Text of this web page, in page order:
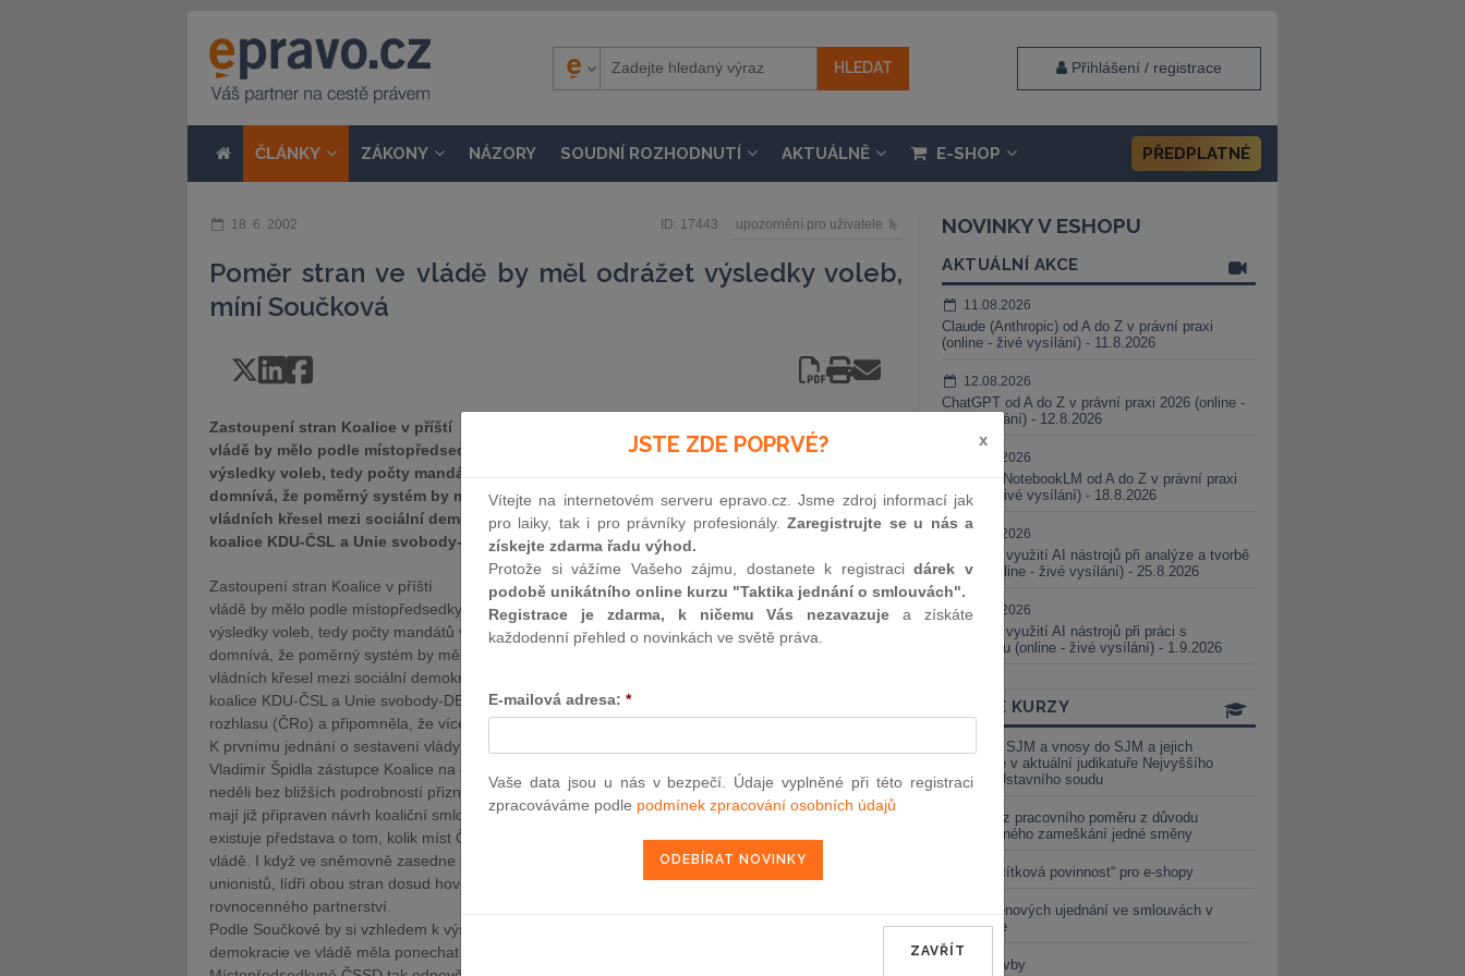
Přihlášení / registrace
ČLÁNKY ZÁKONY NÁZORY SOUDNÍ ROZHODNUTÍ AKTUÁLNĚ E-SHOP PŘEDPLATNÉ
18. 6. 2002 ID: 17443 upozornění pro uživatele
Poměr stran ve vládě by měl odrážet výsledky voleb,
míní Součková
Zastoupení stran Koalice v příští
vládě by mělo podle místopředsedkyně ČSSD Marie Součkové odrážet
výsledky voleb, tedy počty mandátů ve sněmovně. Součková se
domnívá, že poměrný systém by měl být zachován v rozdělení
vládních křesel mezi sociální demokracii a Koalici, ale i uvnitř
koalice KDU-ČSL a Unie svobody-DEU.
Zastoupení stran Koalice v příští
vládě by mělo podle místopředsedkyně ČSSD Marie Součkové odrážet
výsledky voleb, tedy počty mandátů ve sněmovně. Součková se
domnívá, že poměrný systém by měl být zachován v rozdělení
vládních křesel mezi sociální demokracii a Koalici, ale i uvnitř
koalice KDU-ČSL a Unie svobody-DEU. Řekla to dnes Českému
rozhlasu (ČRo) a připomněla, že více mandátů obdrželi lidovci.
K prvnímu jednání o sestavení vlády pozval předseda ČSSD
Vladimír Špidla zástupce Koalice na dnešní podvečer. Špidla v
neděli bez bližších podrobností přiznal, že sociální demokraté
mají již připraven návrh koaliční smlouvy. Zároveň připustil, že
existuje představa o tom, kolik míst ČSSD přepustí Koalici ve
vládě. I když ve sněmovně zasedne skoro třikrát více lidovců než
unionistů, lídři obou stran dosud hovořili o pokračování
rovnocenného partnerství.
Podle Součkové by si vzhledem k výsledku voleb sociální
demokracie ve vládě měla ponechat ministerstvo financí.
NOVINKY V ESHOPU
AKTUÁLNÍ AKCE
11.08.2026
Claude (Anthropic) od A do Z v právní praxi
(online - živé vysílání) - 11.8.2026
12.08.2026
ChatGPT od A do Z v právní praxi 2026 (online -
živé vysílání) - 12.8.2026
18.08.2026
Gemini a NotebookLM od A do Z v právní praxi
(online - živé vysílání) - 18.8.2026
25.08.2026
Praktické využití AI nástrojů při analýze a tvorbě
smluv (online - živé vysílání) - 25.8.2026
01.09.2026
Praktické využití AI nástrojů při práci s
judikaturou (online - živé vysílání) - 1.9.2026
ONLINE KURZY
Vnosy ze SJM a vnosy do SJM a jejich
valorizace v aktuální judikatuře Nejvyššího
soudu a Ústavního soudu
Výpověď z pracovního poměru z důvodu
neomluveného zameškání jedné směny
Nová „tlačítková povinnost“ pro e-shopy
Změna cenových ujednání ve smlouvách v
energetice
Černé stavby
JSTE ZDE POPRVÉ? x
Vítejte na internetovém serveru epravo.cz. Jsme zdroj informací jak
pro laiky, tak i pro právníky profesionály.Zaregistrujte se u nás a
získejte zdarma řadu výhod.
Protože si vážíme Vašeho zájmu, dostanete k registracidárek v
podobě unikátního online kurzu "Taktika jednání o smlouvách".
Registrace je zdarma, k ničemu Vás nezavazuje a získáte
každodenní přehled o novinkách ve světě práva.
E-mailová adresa: *
Vaše data jsou u nás v bezpečí. Údaje vyplněné při této registraci
zpracováváme podle podmínek zpracování osobních údajů
ZAVŘÍT